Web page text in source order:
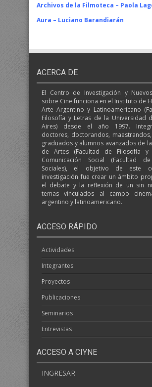
Archivos de la Filmoteca – Paola
Aura – Luciano Barandiarán
ACERCA DE
El Centro de Investigación y
sobre Cine funciona en el Instituto de
Arte Argentino y Latinoamericano
Filosofía y Letras de la Universidad
Aires) desde el año 1997.
doctores, doctorandos,
graduados y alumnos avanzados de
de Artes (Facultad de Filosofía y
Comunicación Social (Facultad
Sociales), el objetivo de este
investigación fue crear un ámbito
el debate y la reflexión de un sin
temas vinculados al campo
argentino y latinoamericano.
ACCESO RÁPIDO
Actividades
Integrantes
Proyectos
Publicaciones
Seminarios
Entrevistas
ACCESO A CIYNE
INGRESAR